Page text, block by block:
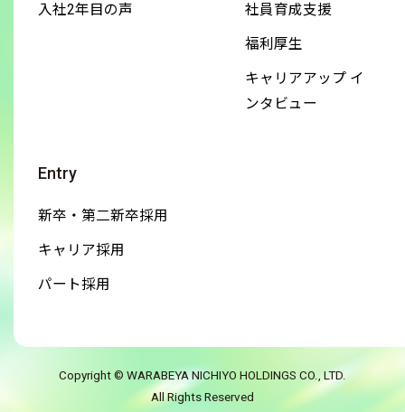
入社2年目の声
社員育成支援
福利厚生
キャリアアップ イ
ンタビュー
Entry
新卒・第二新卒採用
キャリア採用
パート採用
Copyright © WARABEYA NICHIYO HOLDINGS CO., LTD.
All Rights Reserved